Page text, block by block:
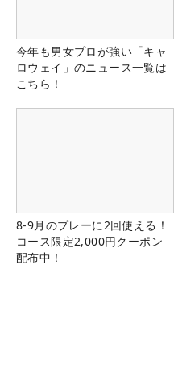
今年も男女プロが強い「キャ
ロウェイ」のニュース一覧は
こちら！
8-9月のプレーに2回使える！
コース限定2,000円クーポン
配布中！